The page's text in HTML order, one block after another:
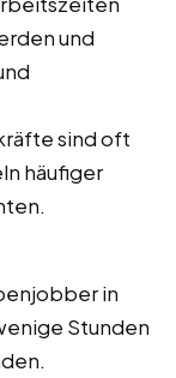
und
sind oft
häufiger
in
Stunden